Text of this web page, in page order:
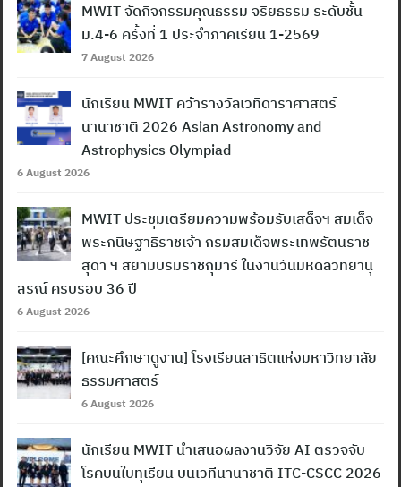
MWIT จัดกิจกรรมคุณธรรม จริยธรรม ระดับชั้น
ม.4-6 ครั้งที่ 1 ประจำภาคเรียน 1-2569
7 August 2026
นักเรียน MWIT คว้ารางวัลเวทีดาราศาสตร์
นานาชาติ 2026 Asian Astronomy and
Astrophysics Olympiad
6 August 2026
MWIT ประชุมเตรียมความพร้อมรับเสด็จฯ สมเด็จ
พระกนิษฐาธิราชเจ้า กรมสมเด็จพระเทพรัตนราช
สุดา ฯ สยามบรมราชกุมารี ในงานวันมหิดลวิทยานุ
สรณ์ ครบรอบ 36 ปี
6 August 2026
[คณะศึกษาดูงาน] โรงเรียนสาธิตแห่งมหาวิทยาลัย
ธรรมศาสตร์
6 August 2026
นักเรียน MWIT นำเสนอผลงานวิจัย AI ตรวจจับ
โรคบนใบทุเรียน บนเวทีนานาชาติ ITC-CSCC 2026